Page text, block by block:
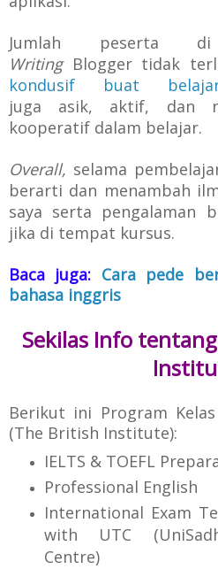
Jumlah peserta
Writing Bloggertidak
kondusif buat
juga asik, aktif, dan
kooperatif dalam belajar.
Overall, selama
berarti dan menambah
saya serta pengalaman
jika di tempat kursus.
Baca juga: Cara pede
bahasa inggris
Sekilas Info
Berikut ini Program
(The British Institute):
IELTS & TOEFL
Professional English
International Exam
with UTC
Centre)